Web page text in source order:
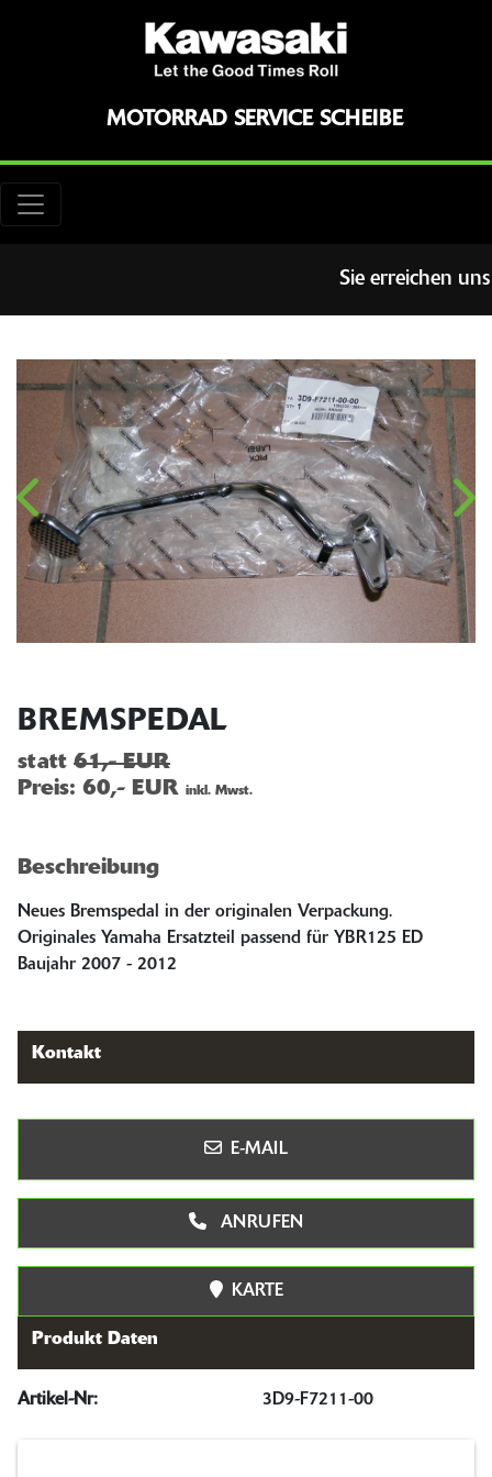
MOTORRAD SERVICE SCHEIBE
Sie erreichen
BREMSPEDAL
statt 61,- EUR
Preis: 60,- EUR inkl. Mwst.
Beschreibung
Neues Bremspedal in der originalen Verpackung.
Originales Yamaha Ersatzteil passend für YBR125 ED
Baujahr 2007 - 2012
Kontakt
E-MAIL
ANRUFEN
KARTE
Produkt Daten
Artikel-Nr: 3D9-F7211-00